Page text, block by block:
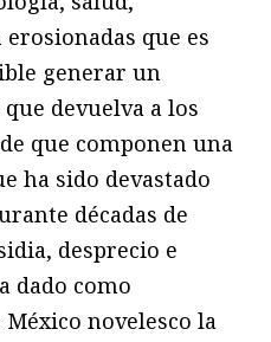
que es
generar un
devuelva a los
que componen una
ha sido devastado
décadas de
desprecio e
dado como
novelesco la